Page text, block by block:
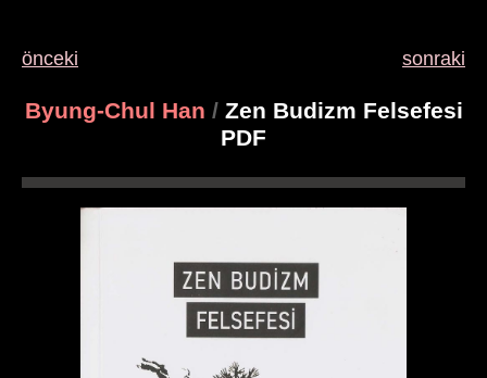
önceki sonraki
Byung-Chul Han /Zen Budizm Felsefesi
PDF